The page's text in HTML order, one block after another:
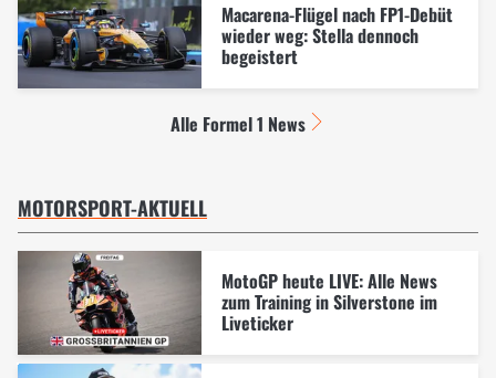
Macarena-Flügel nach FP1-Debüt
wieder weg: Stella dennoch
begeistert
Alle Formel 1 News
MOTORSPORT-AKTUELL
MotoGP heute LIVE: Alle News
zum Training in Silverstone im
Liveticker